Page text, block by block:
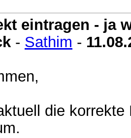
eintragen - ja
- Sathim -
die